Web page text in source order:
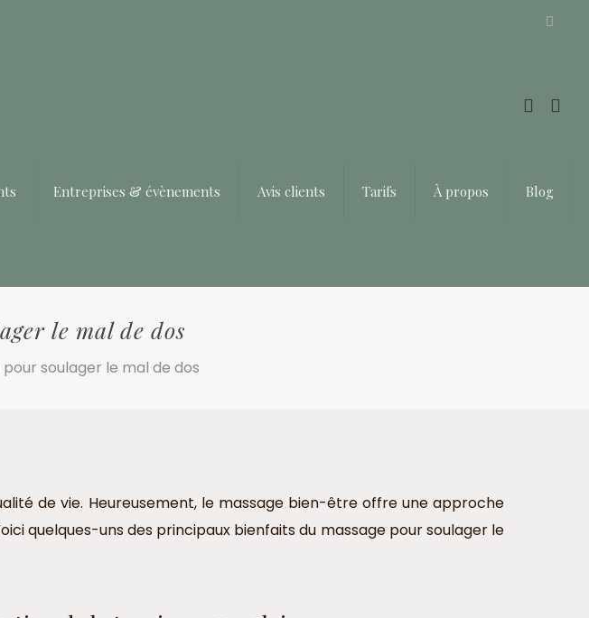
Entreprises & évènements Avis clients Tarifs À propos Blog
le mal de dos
pour soulager le mal de dos
de vie. Heureusement, le massage bien-être offre une approche
quelques-uns des principaux bienfaits du massage pour soulager le